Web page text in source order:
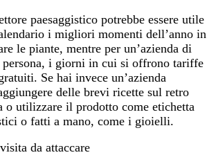
paesaggistico potrebbe essere utile
i migliori momenti dell’anno in
le piante, mentre per un’azienda di
persona, i giorni in cui si offrono tariffe
Se hai invece un’azienda
delle brevi ricette sul retro
o utilizzare il prodotto come etichetta
o fatti a mano, come i gioielli.
da attaccare